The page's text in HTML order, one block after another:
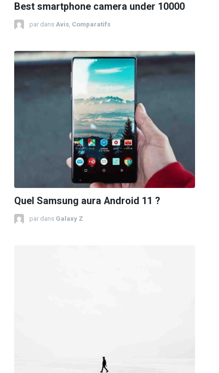
Best smartphone camera under 10000
par dans Avis Comparatifs
Quel Samsung aura Android 11 ?
par dans Galaxy Z